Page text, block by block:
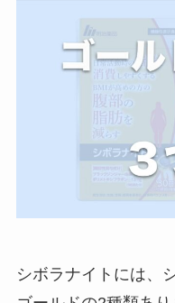
シボラナイトには、